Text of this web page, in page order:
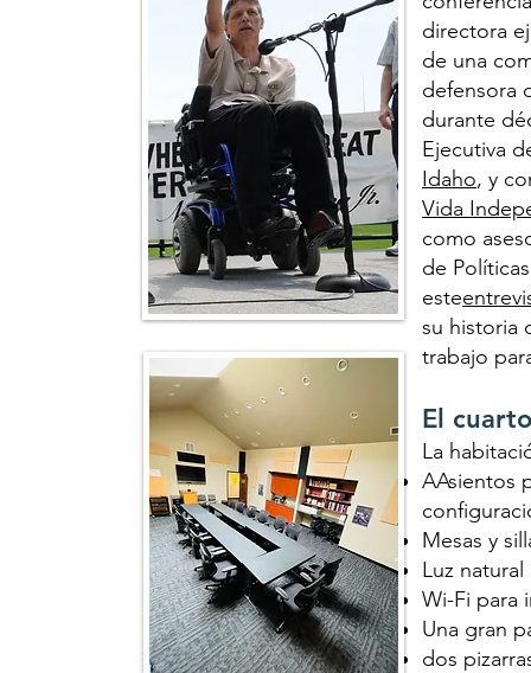
directora
de una
defensora
durante
Ejecutiva
Idaho, y
Vida
como
de
este
su historia
trabajo
El cuarto
La
AAsientos
Mesas y
Luz natural
Wi-Fi para
Una gran
dos